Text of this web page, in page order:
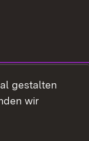
gestalten
wir